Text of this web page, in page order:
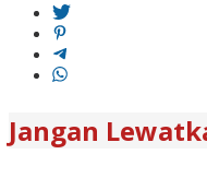
Jangan